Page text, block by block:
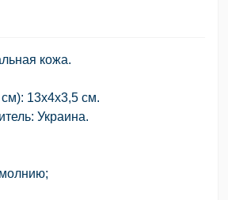
кожа.
13х4х3,5 см.
Украина.